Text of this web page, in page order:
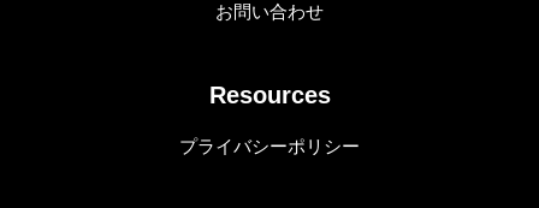
お問い合わせ
Resources
プライバシーポリシー